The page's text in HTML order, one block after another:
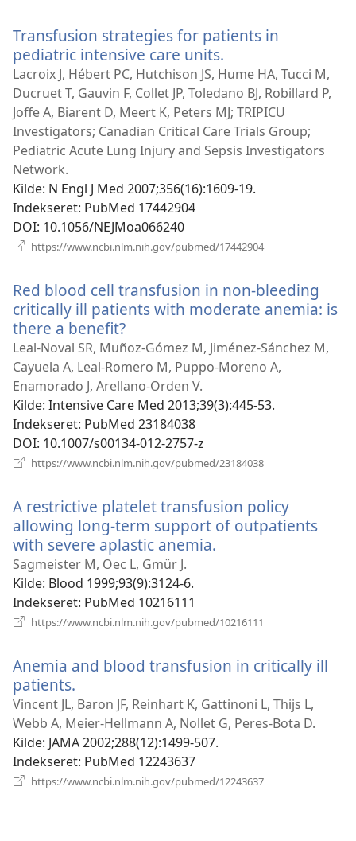
Transfusion strategies for patients in
pediatric intensive care units.
nyt
vindue)
Lacroix J, Hébert PC, Hutchison JS, Hume HA, Tucci M,
Ducruet T, Gauvin F, Collet JP, Toledano BJ, Robillard P,
Joffe A, Biarent D, Meert K, Peters MJ; TRIPICU
Investigators; Canadian Critical Care Trials Group;
Pediatric Acute Lung Injury and Sepsis Investigators
Network.
Kilde‎: N Engl J Med 2007;356(16):1609-19.
Indekseret‎: PubMed 17442904
DOI‎: 10.1056/NEJMoa066240
https://www.ncbi.nlm.nih.gov/pubmed/17442904
Red blood cell transfusion in non-bleeding
critically ill patients with moderate anemia: is
there a benefit?
nyt
vindue)
Leal-Noval SR, Muñoz-Gómez M, Jiménez-Sánchez M,
Cayuela A, Leal-Romero M, Puppo-Moreno A,
Enamorado J, Arellano-Orden V.
Kilde‎: Intensive Care Med 2013;39(3):445-53.
Indekseret‎: PubMed 23184038
DOI‎: 10.1007/s00134-012-2757-z
https://www.ncbi.nlm.nih.gov/pubmed/23184038
A restrictive platelet transfusion policy
allowing long-term support of outpatients
with severe aplastic anemia.
Sagmeister M, Oec L, Gmür J.
Kilde‎: Blood 1999;93(9):3124-6.
Indekseret‎: PubMed 10216111
https://www.ncbi.nlm.nih.gov/pubmed/10216111
Anemia and blood transfusion in critically ill
patients.
nyt
vindue)
Vincent JL, Baron JF, Reinhart K, Gattinoni L, Thijs L,
Webb A, Meier-Hellmann A, Nollet G, Peres-Bota D.
Kilde‎: JAMA 2002;288(12):1499-507.
Indekseret‎: PubMed 12243637
https://www.ncbi.nlm.nih.gov/pubmed/12243637